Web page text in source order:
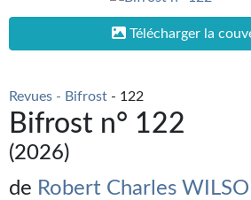
Archive du Futur
Parallaxe
Quarante-Deux
Télécharger la
Revues - Bifrost - 122
Bifrost n° 122
(2026)
de Robert Charles